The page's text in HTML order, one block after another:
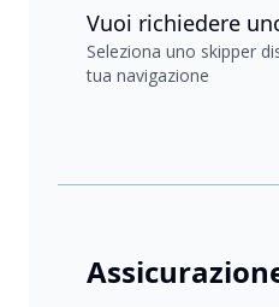
Vuoi richiedere
Seleziona uno skipper
tua navigazione